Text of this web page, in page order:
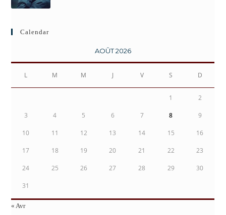
Calendar
AOÛT 2026
L M M J V S D
1 2
3 4 5 6 7 8 9
10 11 12 13 14 15 16
17 18 19 20 21 22 23
24 25 26 27 28 29 30
31
« Avr